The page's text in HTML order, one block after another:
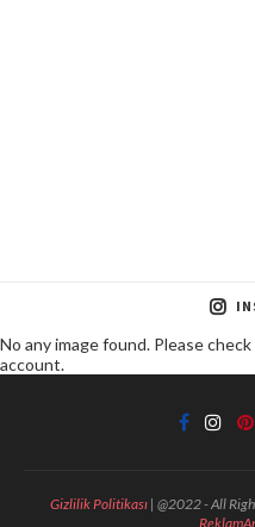
No any image found. Please
account.
Gizlilik Politikası | @2022 - All